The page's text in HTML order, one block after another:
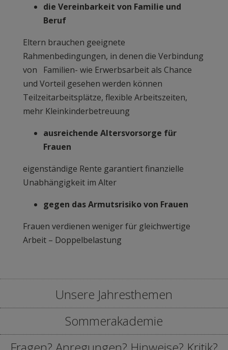
die Vereinbarkeit von Familie und
Beruf
Eltern brauchen geeignete
Rahmenbedingungen, in denen die Verbindung
von Familien- wie Erwerbsarbeit als Chance
und Vorteil gesehen werden können
Teilzeitarbeitsplätze, flexible Arbeitszeiten,
mehr Kleinkinderbetreuung
ausreichende Altersvorsorge für
Frauen
eigenständige Rente garantiert finanzielle
Unabhängigkeit im Alter
gegen das Armutsrisiko von Frauen
Frauen verdienen weniger für gleichwertige
Arbeit – Doppelbelastung
Unsere Jahresthemen
Unsere Jahresthemen
Sommerakademie